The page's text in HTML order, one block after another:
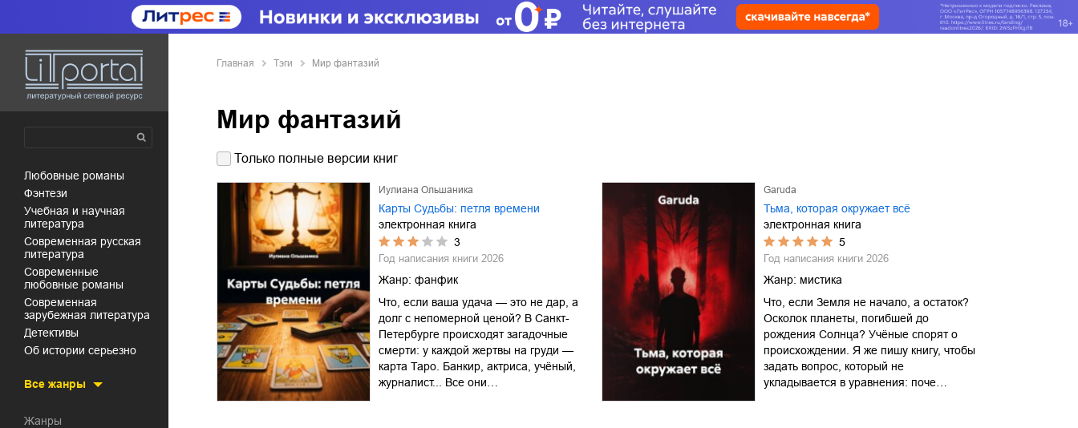
любовные романы
фэнтези
учебная и научная
литература
современная русская
литература
современные
любовные романы
современная
зарубежная литература
детективы
об истории серьезно
Все жанры
Жанры
Главная Тэги Мир фантазий
Мир фантазий
Только полные версии книг
Иулиана Ольшаника
Карты Судьбы: петля времени
электронная книга
3
Год написания книги 2026
Жанр: фанфик
Что, если ваша удача — это не дар, а
долг с непомерной ценой? В Санкт-
Петербурге происходят загадочные
смерти: у каждой жертвы на груди —
карта Таро. Банкир, актриса, учёный,
журналист... Все они…
Garuda
Тьма, которая окружает всё
электронная книга
5
Год написания книги 2026
Жанр: мистика
Что, если Земля не начало, а остаток?
Осколок планеты, погибшей до
рождения Солнца? Учёные спорят о
происхождении. Я же пишу книгу, чтобы
задать вопрос, который не
укладывается в уравнения: поче…